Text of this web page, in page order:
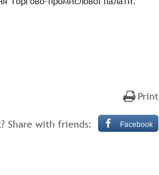
Print
Share with friends: Facebook